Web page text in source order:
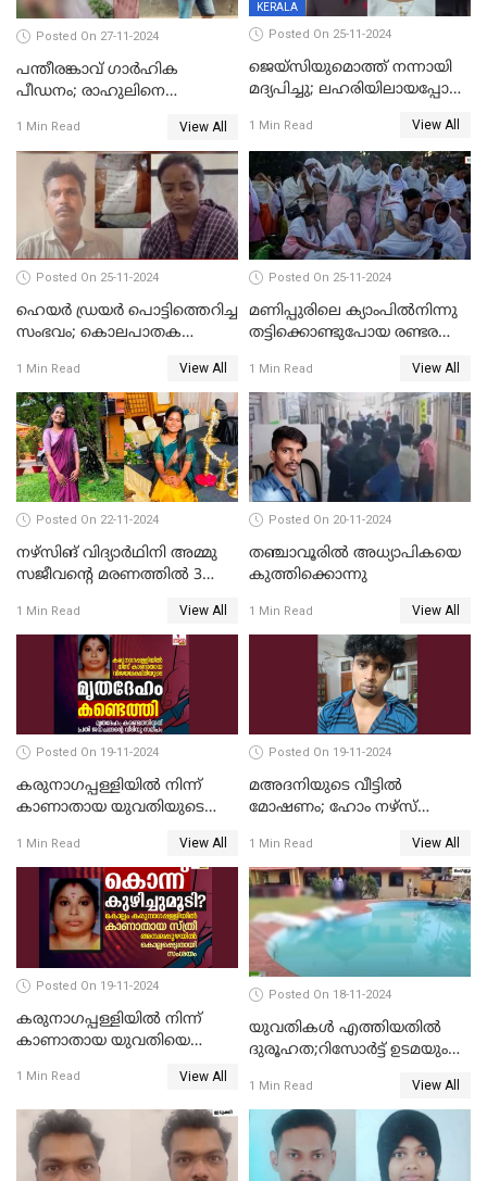
Posted On 27-11-2024
പന്തീരങ്കാവ് ഗാർഹിക
പീഡനം; രാഹുലിനെ
പൊലീസ് കോടതിയിൽ
അപേക്ഷ നൽകും
1 Min Read View All
KERALA
Posted On 25-11-2024
ജെയ്‌സിയുമൊത്ത് നന്നായി
മദ്യപിച്ചു; ലഹരിയിലായപ്പോൾ
പലവട്ടം അടിച്ചു;
നിലവിളിച്ചപ്പോൾ മുഖത്ത്
തലയിണ വച്ചമർത്തി;
അരുംകൊലയിൽ യുവാവും
യുവതിയും പിടിയിൽ
1 Min Read View All
Posted On 25-11-2024
ഹെയര്‍ ഡ്രയര്‍ പൊട്ടിത്തെറിച്ച
സംഭവം; കൊലപാതക
ചെയ്തു
1 Min Read View All
Posted On 25-11-2024
മണിപ്പുരിലെ ക്യാംപില്‍നിന്നു
തട്ടിക്കൊണ്ടുപോയ രണ്ടര
പീഡനത്തിനിരയായി
1 Min Read View All
Posted On 22-11-2024
നഴ്സിങ് വിദ്യാര്‍ഥിനി അമ്മു
സജീവന്റെ മരണത്തില്‍ 3
രേഖപ്പെടുത്തി
1 Min Read View All
Posted On 20-11-2024
തഞ്ചാവൂരില്‍ അധ്യാപികയെ
കുത്തിക്കൊന്നു
1 Min Read View All
Posted On 19-11-2024
കരുനാഗപ്പള്ളിയില്‍ നിന്ന്
കാണാതായ യുവതിയുടെ
1 Min Read View All
Posted On 19-11-2024
മഅദനിയുടെ വീട്ടിൽ
മോഷണം; ഹോം നഴ്‌സ്
1 Min Read View All
Posted On 19-11-2024
കരുനാഗപ്പള്ളിയില്‍ നിന്ന്
കാണാതായ യുവതിയെ
സംശയം
1 Min Read View All
Posted On 18-11-2024
യുവതികള്‍ എത്തിയതിൽ
ദുരൂഹത;റിസോര്‍ട്ട് ഉടമയും
1 Min Read View All